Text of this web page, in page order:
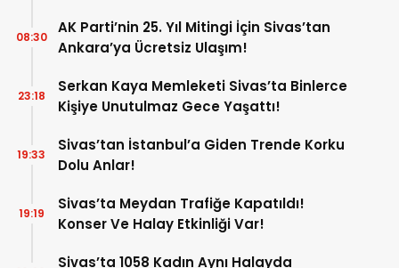
AK Parti’nin 25. Yıl Mitingi İçin Sivas’tan
Ankara’ya Ücretsiz Ulaşım!
08:30
Serkan Kaya Memleketi Sivas’ta Binlerce
Kişiye Unutulmaz Gece Yaşattı!
23:18
Sivas’tan İstanbul’a Giden Trende Korku
Dolu Anlar!
19:33
Sivas’ta Meydan Trafiğe Kapatıldı!
Konser Ve Halay Etkinliği Var!
19:19
Sivas’ta 1058 Kadın Aynı Halayda